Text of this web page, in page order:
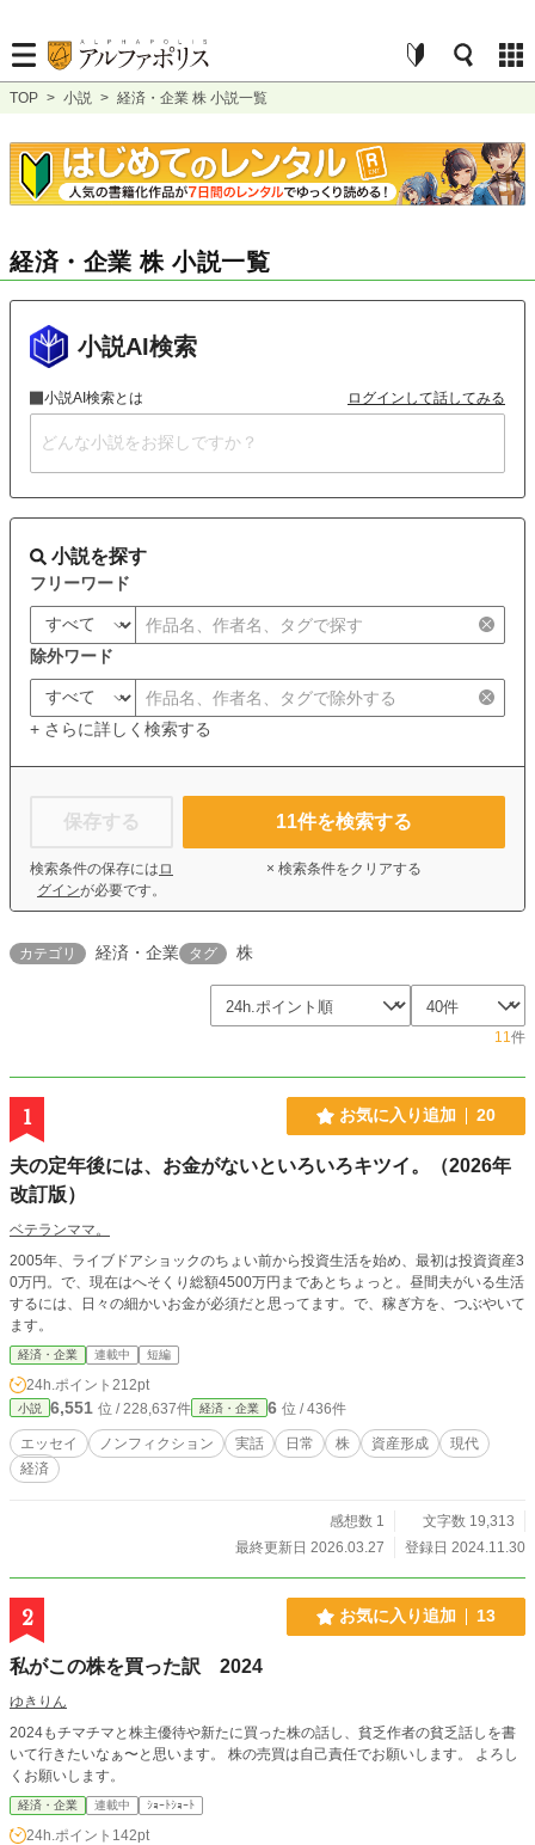
TOP > 小説 > 経済・企業 株 小説一覧
経済・企業 株 小説一覧
小説AI検索
小説AI検索とは ログインして話してみる
小説を探す
フリーワード
除外ワード
+ さらに詳しく検索する
保存する
検索条件の保存には ロ
グインが必要です。
11件を検索する
× 検索条件をクリアする
カテゴリ 経済・企業 タグ 株
11件
1 お気に入り追加 20
夫の定年後には、お金がないといろいろキツイ。（2026年
改訂版）
ベテランママ。
2005年、ライブドアショックのちょい前から投資生活を始め、最初は投資資産3
0万円。で、現在はへそくり総額4500万円まであとちょっと。昼間夫がいる生活
するには、日々の細かいお金が必須だと思ってます。で、稼ぎ方を、つぶやいて
ます。
経済・企業 連載中 短編
24h.ポイント 212pt
小説 6,551 位 / 228,637件 経済・企業 6 位 / 436件
エッセイ ノンフィクション 実話 日常 株 資産形成
現代
経済
感想数 1
文字数 19,313
最終更新日 2026.03.27
登録日 2024.11.30
2 お気に入り追加 13
私がこの株を買った訳 2024
ゆきりん
2024もチマチマと株主優待や新たに買った株の話し、貧乏作者の貧乏話しを書
いて行きたいなぁ〜と思います。 株の売買は自己責任でお願いします。 よろし
くお願いします。
経済・企業 連載中 ｼｮｰﾄｼｮｰﾄ
24h.ポイント 142pt